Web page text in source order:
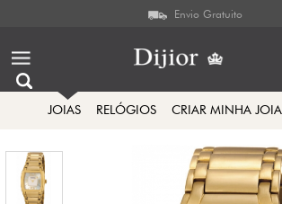
Envio Gratuito
JOIAS RELÓGIOS CRIAR MINHA JOIA